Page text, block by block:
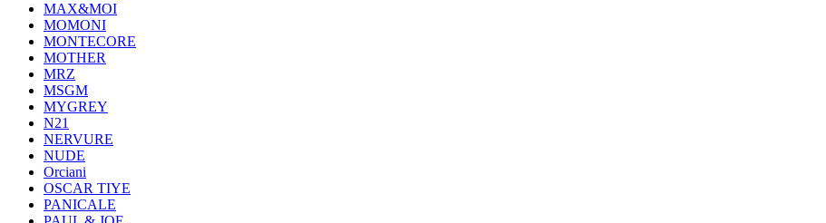
MAX&MOI
MOMONI
MONTECORE
MOTHER
MRZ
MSGM
MYGREY
N21
NERVURE
NUDE
Orciani
OSCAR TIYE
PANICALE